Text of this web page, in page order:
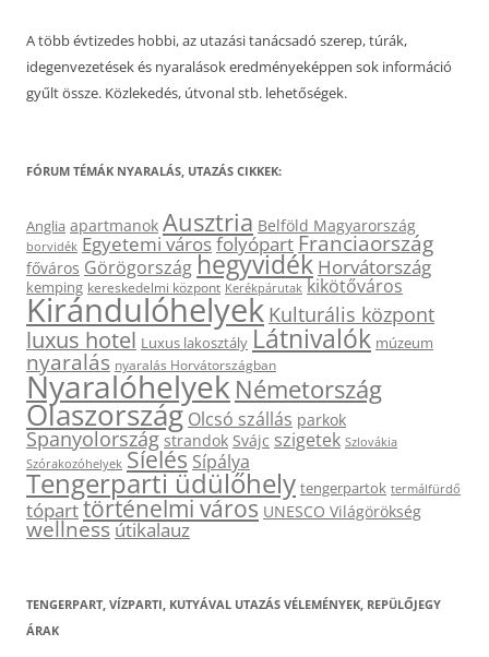
A több évtizedes hobbi, az utazási tanácsadó szerep, túrák,
idegenvezetések és nyaralások eredményeképpen sok információ
gyűlt össze. Közlekedés, útvonal stb. lehetőségek.
FÓRUM TÉMÁK NYARALÁS, UTAZÁS CIKKEK:
Anglia apartmanok Ausztria Belföld Magyarország
borvidék Egyetemi városfolyópartFranciaország
főváros Görögországhegyvidék Horvátország
kemping kereskedelmi központ Kerékpárutak kikötőváros
Kirándulóhelyek Kulturális központ
luxus hotel Luxus lakosztály Látnivalók múzeum
nyaralás nyaralás Horvátországban
Nyaralóhelyek Németország
Olaszország Olcsó szállás parkok
Spanyolország strandok Svájc szigetek Szlovákia
Szórakozóhelyek Síelés Sípálya
Tengerparti üdülőhely tengerpartok termálfürdő
tóparttörténelmi város UNESCO Világörökség
wellnessútikalauz
TENGERPART, VÍZPARTI, KUTYÁVAL UTAZÁS VÉLEMÉNYEK, REPÜLŐJEGY
ÁRAK